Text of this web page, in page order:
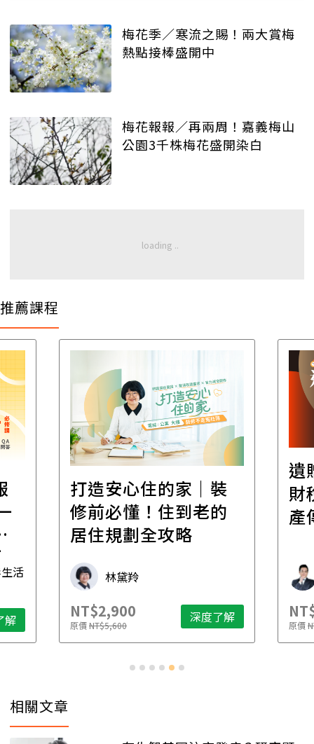
梅花季／寒流之賜！兩大賞梅
熱點接棒盛開中
梅花報報／再兩周！嘉義梅山
公園3千株梅花盛開染白
推薦課程
活
解
打造安心住的家｜裝
修前必懂！住到老的
居住規劃全攻略
林黛羚
NT$2,900
原價NT$5,600 深度了解
遺
財
產
原價
相關文章